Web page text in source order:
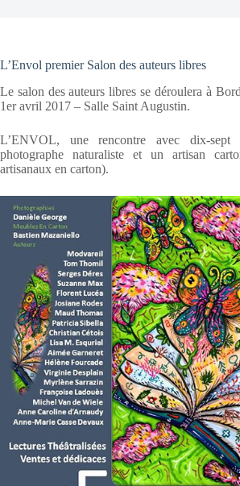
L’Envol premier Salon des auteurs libres
Le salon des auteurs libres se déroulera à
1er avril 2017 – Salle Saint Augustin.
L’ENVOL, une rencontre avec dix-sept
photographe naturaliste et un artisan
artisanaux en carton).